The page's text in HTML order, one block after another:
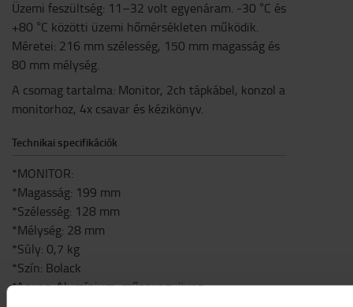
Üzemi feszültség: 11–32 volt egyenáram. -30 °C és
+80 °C közötti üzemi hőmérsékleten működik.
Méretei: 216 mm szélesség, 150 mm magasság és
80 mm mélység.
A csomag tartalma: Monitor, 2ch tápkábel, konzol a
monitorhoz, 4x csavar és kézikönyv.
Technikai specifikációk
*MONITOR:
*Magasság: 199 mm
*Szélesség: 128 mm
*Mélység: 28 mm
*Súly: 0,7 kg
*Szín: Bolack
*Anyag: Alumínium, műanyag, üveg